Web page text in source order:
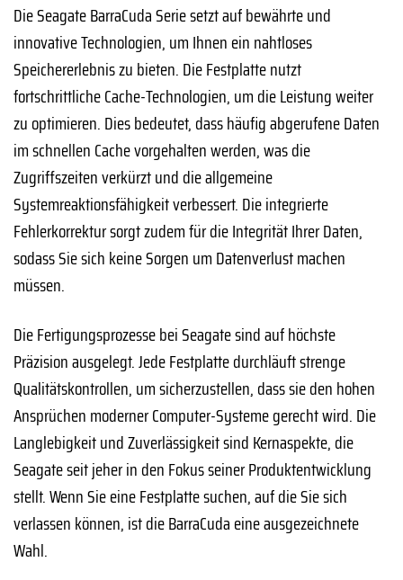
Die Seagate BarraCuda Serie setzt auf bewährte und
innovative Technologien, um Ihnen ein nahtloses
Speichererlebnis zu bieten. Die Festplatte nutzt
fortschrittliche Cache-Technologien, um die Leistung weiter
zu optimieren. Dies bedeutet, dass häufig abgerufene Daten
im schnellen Cache vorgehalten werden, was die
Zugriffszeiten verkürzt und die allgemeine
Systemreaktionsfähigkeit verbessert. Die integrierte
Fehlerkorrektur sorgt zudem für die Integrität Ihrer Daten,
sodass Sie sich keine Sorgen um Datenverlust machen
müssen.
Die Fertigungsprozesse bei Seagate sind auf höchste
Präzision ausgelegt. Jede Festplatte durchläuft strenge
Qualitätskontrollen, um sicherzustellen, dass sie den hohen
Ansprüchen moderner Computer-Systeme gerecht wird. Die
Langlebigkeit und Zuverlässigkeit sind Kernaspekte, die
Seagate seit jeher in den Fokus seiner Produktentwicklung
stellt. Wenn Sie eine Festplatte suchen, auf die Sie sich
verlassen können, ist die BarraCuda eine ausgezeichnete
Wahl.